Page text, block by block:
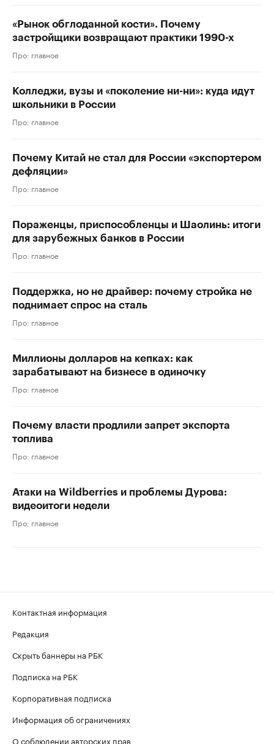
«Рынок обглоданной кости». Почему
застройщики возвращают практики 1990-х
Про: главное
Колледжи, вузы и «поколение ни-ни»: куда идут
школьники в России
Про: главное
Почему Китай не стал для России «экспортером
дефляции»
Про: главное
Пораженцы, приспособленцы и Шаолинь: итоги
для зарубежных банков в России
Про: главное
Поддержка, но не драйвер: почему стройка не
поднимает спрос на сталь
Про: главное
Миллионы долларов на кепках: как
зарабатывают на бизнесе в одиночку
Про: главное
Почему власти продлили запрет экспорта
топлива
Про: главное
Атаки на Wildberries и проблемы Дурова:
видеоитоги недели
Про: главное
Контактная информация
Редакция
Скрыть баннеры на РБК
Подписка на РБК
Корпоративная подписка
Информация об ограничениях
О соблюдении авторских прав